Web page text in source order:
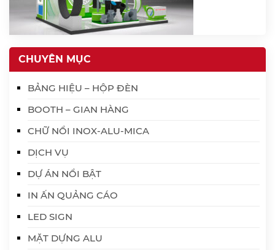
CHUYÊN MỤC
BẢNG HIỆU – HỘP ĐÈN
BOOTH – GIAN HÀNG
CHỮ NỔI INOX-ALU-MICA
DỊCH VỤ
DỰ ÁN NỔI BẬT
IN ẤN QUẢNG CÁO
LED SIGN
MẶT DỰNG ALU